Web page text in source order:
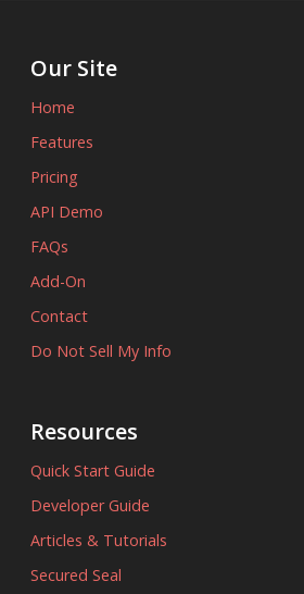
Our Site
Home
Features
Pricing
API Demo
FAQs
Add-On
Contact
Do Not Sell My Info
Resources
Quick Start Guide
Developer Guide
Articles & Tutorials
Secured Seal